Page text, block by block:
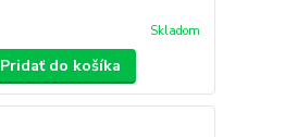
Skladom
Pridať do košíka